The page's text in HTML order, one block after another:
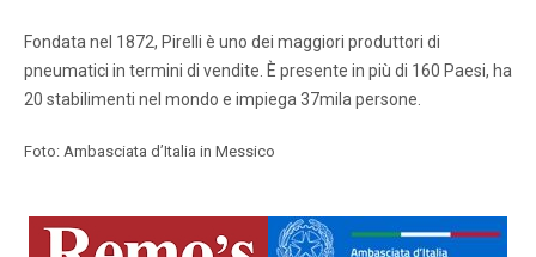
Fondata nel 1872, Pirelli è uno dei maggiori produttori di
pneumatici in termini di vendite. È presente in più di 160 Paesi, ha
20 stabilimenti nel mondo e impiega 37mila persone.
Foto: Ambasciata d’Italia in Messico